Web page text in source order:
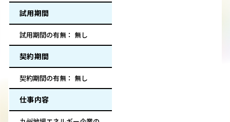
試用期間
試用期間の有無： 無し
契約期間
契約期間の有無： 無し
仕事内容